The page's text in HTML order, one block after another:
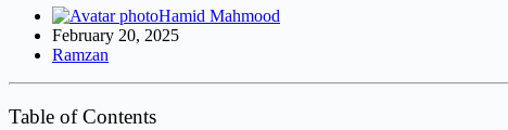
Hamid Mahmood
February 20, 2025
Ramzan
Table of Contents